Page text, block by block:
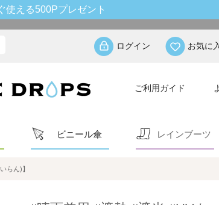
使える500Pプレゼント
ログイン お気に
ご利用ガイド
ビニール傘 レインブーツ
らん)】